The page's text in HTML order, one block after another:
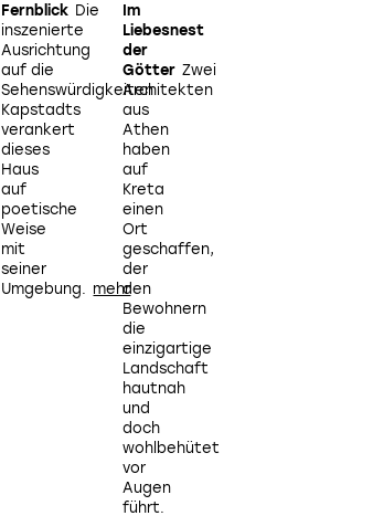
Fernblick Die
inszenierte
Ausrichtung
auf die
Sehenswürdigkeiten
Kapstadts
verankert
dieses
Haus
auf
poetische
Weise
mit
seiner
Umgebung.
Im
Liebesnest
der
Götter Zwei
Architekten
aus
Athen
haben
auf
Kreta
einen
Ort
geschaffen,
der
den
Bewohnern
die
einzigartige
Landschaft
hautnah
und
doch
wohlbehütet
vor
Augen
führt.